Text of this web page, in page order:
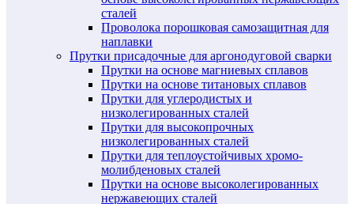
сталей
Проволока порошковая самозащитная для
наплавки
Прутки присадочные для аргонодуговой сварки
Прутки на основе магниевых сплавов
Прутки на основе титановых сплавов
Прутки для углеродистых и
низколегированных сталей
Прутки для высокопрочных
низколегированных сталей
Прутки для теплоустойчивых хромо-
молибденовых сталей
Прутки на основе высоколегированных
нержавеющих сталей